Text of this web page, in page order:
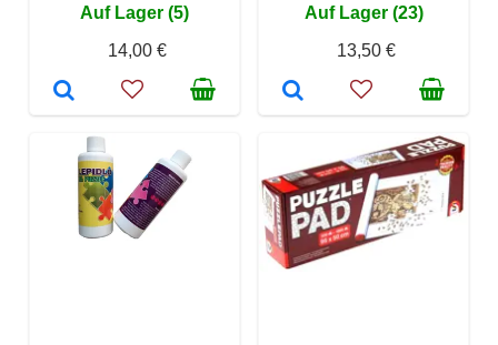
Auf Lager (5)
14,00 €
Auf Lager (23)
13,50 €